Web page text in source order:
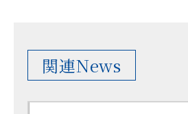
関連News